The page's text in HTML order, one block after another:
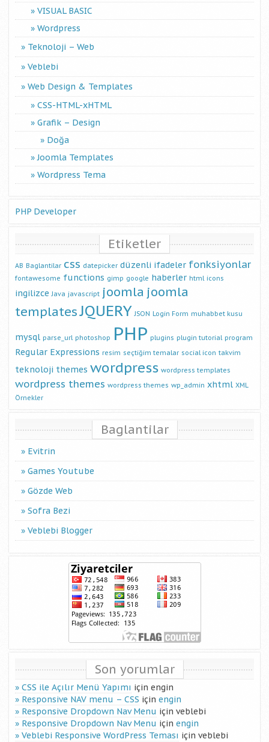
VISUAL BASIC
Wordpress
Teknoloji – Web
Veblebi
Web Design & Templates
CSS-HTML-xHTML
Grafik – Design
Doğa
Joomla Templates
Wordpress Tema
PHP Developer
Etiketler
AB Baglantilar css datepicker düzenli ifadeler fonksiyonlar
fontawesome functions gimp google haberler html icons
ingilizce Java javascript joomla joomla
templatesJQUERY JSON Login Form muhabbet kusu
mysql parse_url photoshop PHP plugins plugin tutorial program
Regular Expressions resim seçtiğim temalar social icon takvim
teknoloji themes wordpress wordpress templates
wordpress themes wordpress themes wp_admin xhtml XML
Örnekler
Baglantilar
Evitrin
Games Youtube
Gözde Web
Sofra Bezi
Veblebi Blogger
Son yorumlar
CSS ile Açılır Menü Yapımı için engin
Responsive NAV menu – CSS için engin
Responsive Dropdown Nav Menu için veblebi
Responsive Dropdown Nav Menu için engin
Veblebi Responsive WordPress Teması için veblebi